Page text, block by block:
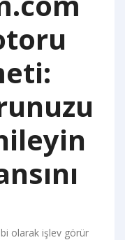
olarak işlev görür